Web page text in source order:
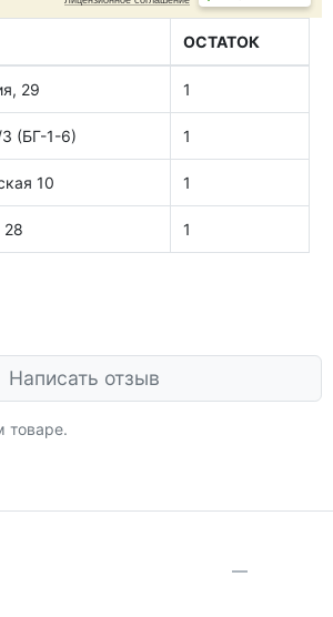
ОСТАТОК
29 1
(БГ-1-6) 1
10 1
28 1
Написать отзыв
товаре.